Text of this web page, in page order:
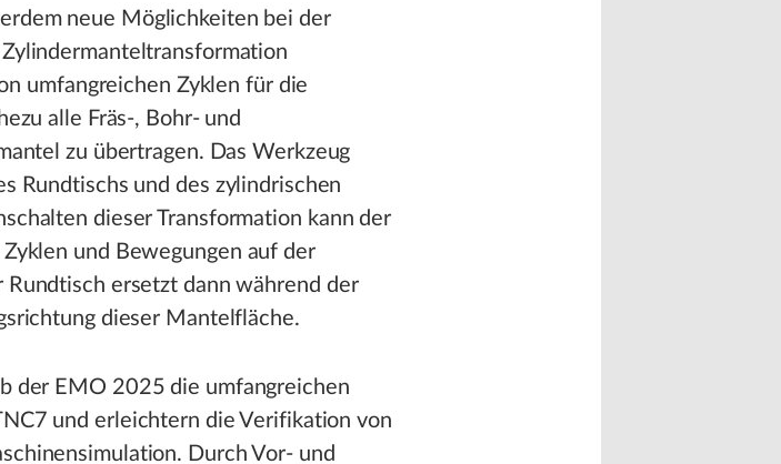
neue Möglichkeiten bei der
Zylindermanteltransformation
umfangreichen Zyklen für die
alle Fräs-, Bohr- und
zu übertragen. Das Werkzeug
Rundtischs und des zylindrischen
dieser Transformation kann der
und Bewegungen auf der
ersetzt dann während der
dieser Mantelfläche.
der EMO 2025 die umfangreichen
und erleichtern die Verifikation von
Durch Vor- und